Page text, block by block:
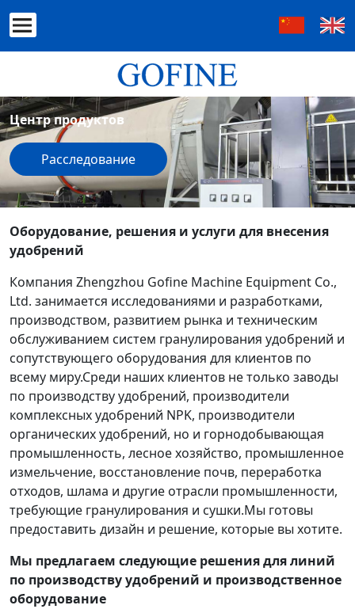
Центр продуктов
Расследование
Оборудование, решения и услуги для внесения
удобрений
Компания Zhengzhou Gofine Machine Equipment Co.,
Ltd. занимается исследованиями и разработками,
производством, развитием рынка и техническим
обслуживанием систем гранулирования удобрений и
сопутствующего оборудования для клиентов по
всему миру.Среди наших клиентов не только заводы
по производству удобрений, производители
комплексных удобрений NPK, производители
органических удобрений, но и горнодобывающая
промышленность, лесное хозяйство, промышленное
измельчение, восстановление почв, переработка
отходов, шлама и другие отрасли промышленности,
требующие гранулирования и сушки.Мы готовы
предоставить дизайн и решение, которые вы хотите.
Мы предлагаем следующие решения для линий
по производству удобрений и производственное
оборудование